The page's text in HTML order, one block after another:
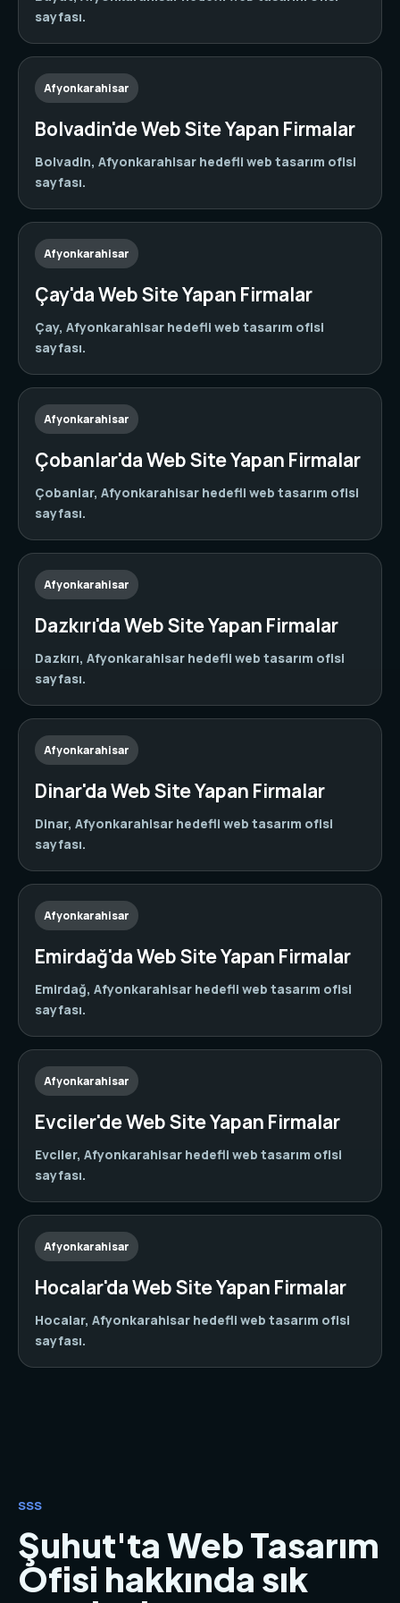
sayfası.
Afyonkarahisar
Bolvadin'de Web Site Yapan Firmalar
Bolvadin, Afyonkarahisar hedefli web tasarım ofisi
sayfası.
Afyonkarahisar
Çay'da Web Site Yapan Firmalar
Çay, Afyonkarahisar hedefli web tasarım ofisi
sayfası.
Afyonkarahisar
Çobanlar'da Web Site Yapan Firmalar
Çobanlar, Afyonkarahisar hedefli web tasarım ofisi
sayfası.
Afyonkarahisar
Dazkırı'da Web Site Yapan Firmalar
Dazkırı, Afyonkarahisar hedefli web tasarım ofisi
sayfası.
Afyonkarahisar
Dinar'da Web Site Yapan Firmalar
Dinar, Afyonkarahisar hedefli web tasarım ofisi
sayfası.
Afyonkarahisar
Emirdağ'da Web Site Yapan Firmalar
Emirdağ, Afyonkarahisar hedefli web tasarım ofisi
sayfası.
Afyonkarahisar
Evciler'de Web Site Yapan Firmalar
Evciler, Afyonkarahisar hedefli web tasarım ofisi
sayfası.
Afyonkarahisar
Hocalar'da Web Site Yapan Firmalar
Hocalar, Afyonkarahisar hedefli web tasarım ofisi
sayfası.
SSS
Şuhut'ta Web Tasarım
Ofisi hakkında sık